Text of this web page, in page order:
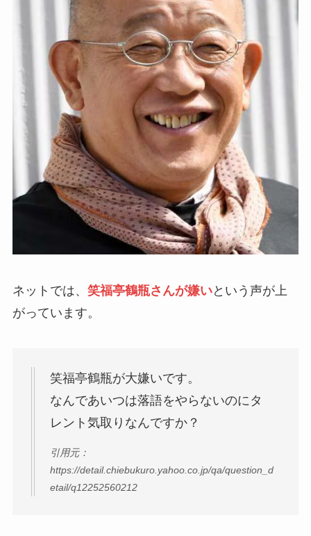
ネットでは、 笑福亭鶴瓶さんが嫌いという声が上
がっています。
笑福亭鶴瓶が大嫌いです。
なんであいつは落語をやらないのにタ
レント気取りなんですか？
引用元：
https://detail.chiebukuro.yahoo.co.jp/qa/question_d
etail/q12252560212